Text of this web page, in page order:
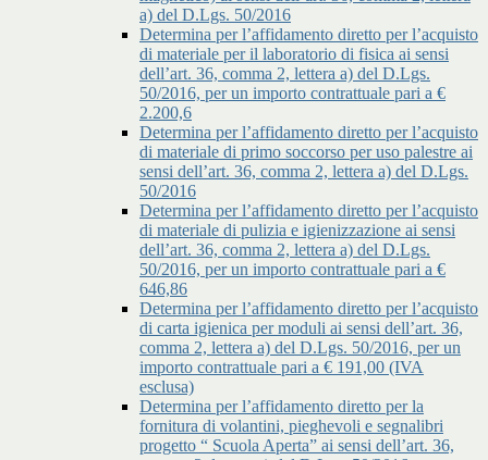
a) del D.Lgs. 50/2016
Determina per l’affidamento diretto per l’acquisto
di materiale per il laboratorio di fisica ai sensi
dell’art. 36, comma 2, lettera a) del D.Lgs.
50/2016, per un importo contrattuale pari a €
2.200,6
Determina per l’affidamento diretto per l’acquisto
di materiale di primo soccorso per uso palestre ai
sensi dell’art. 36, comma 2, lettera a) del D.Lgs.
50/2016
Determina per l’affidamento diretto per l’acquisto
di materiale di pulizia e igienizzazione ai sensi
dell’art. 36, comma 2, lettera a) del D.Lgs.
50/2016, per un importo contrattuale pari a €
646,86
Determina per l’affidamento diretto per l’acquisto
di carta igienica per moduli ai sensi dell’art. 36,
comma 2, lettera a) del D.Lgs. 50/2016, per un
importo contrattuale pari a € 191,00 (IVA
esclusa)
Determina per l’affidamento diretto per la
fornitura di volantini, pieghevoli e segnalibri
progetto “ Scuola Aperta” ai sensi dell’art. 36,